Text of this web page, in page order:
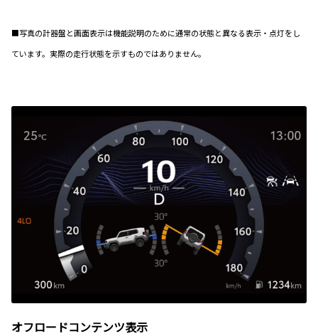
■写真の計器盤と画面表示は機能説明のために通常の状態と異なる表示・点灯をし
ています。実際の走行状態を示すものではありません。
オフロードコンテンツ表示